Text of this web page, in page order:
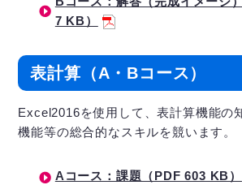
7 KB）
表計算（A・Bコース）
Excel2016を使用して、表計算機能の
機能等の総合的なスキルを競います。
Aコース：課題（PDF 603 KB）